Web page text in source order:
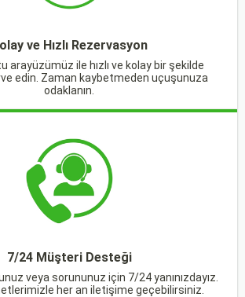
ve Hızlı Rezervasyon
arayüzümüz ile hızlı ve kolay bir şekilde
edin. Zaman kaybetmeden uçuşunuza
odaklanın.
7/24 Müşteri Desteği
veya sorununuz için 7/24 yanınızdayız.
her an iletişime geçebilirsiniz.